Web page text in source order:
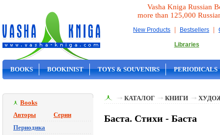
Vasha Kniga Russian
more than 125,000
New Products | Bestsellers |
Libraries
BOOKS BOOKINIST TOYS & SOUVENIRS PERIODICALS
Books
Авторы
Серии
Периодика
КАТАЛОГ КНИГИ
Баста. Стихи - Баста